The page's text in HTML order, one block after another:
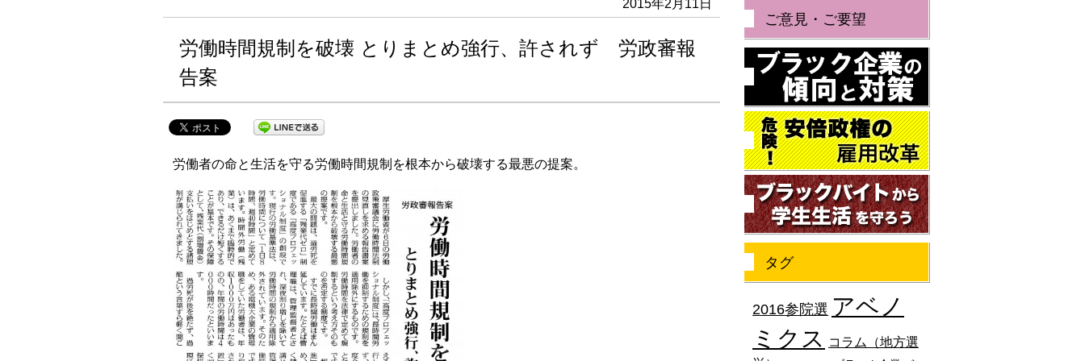
2015年2月11日
労働時間規制を破壊 とりまとめ強行、許されず 労政審報
告案
労働者の命と生活を守る労働時間規制を根本から破壊する最悪の提案。
ご意見・ご要望
タグ
2016参院選 アベノ
ミクス
コラム（地方選